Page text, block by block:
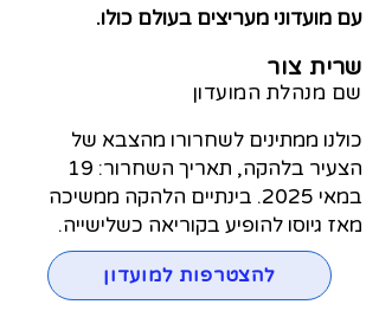
עם מועדוני מעריצים בעולם כולו.
שרית צור
שם מנהלת המועדון
כולנו ממתינים לשחרורו מהצבא של
הצעיר בלהקה, תאריך השחרור: 19
במאי 2025. בינתיים הלהקה ממשיכה
מאז גיוסו להופיע בקוריאה כשלישייה.
להצטרפות למועדון